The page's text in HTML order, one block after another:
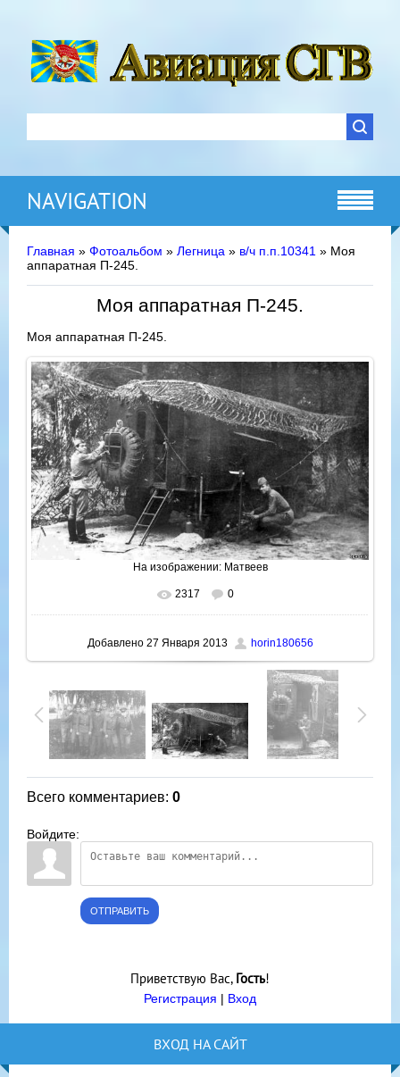
NAVIGATION
Главная » Фотоальбом » Легница » в/ч п.п.10341 » Моя
аппаратная П-245.
Моя аппаратная П-245.
Моя аппаратная П-245.
На изображении: Матвеев
В реальном размере 1000x588
2317 0
Добавлено27 Января 2013 horin180656
Всего комментариев: 0
Войдите:
ОТПРАВИТЬ
Приветствую Вас, Гость!
Регистрация | Вход
ВХОД НА САЙТ